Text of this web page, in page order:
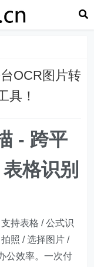
OCR图片转
具！
- 跨平
格识别
持表格 / 公式识
照 / 选择图片 /
公效率。一次付